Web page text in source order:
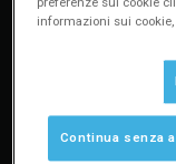
informazioni sui cookie,
Continua senza